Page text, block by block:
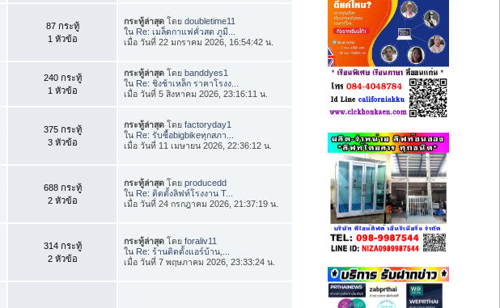
87 กระทู้
1 หัวข้อ
กระทู้ล่าสุด โดยdoubletime11
ใน Re: เมล็ดกาแฟคั่วสด ภูมี...
เมื่อ วันที่ 22 มกราคม 2026, 16:54:42 น.
240 กระทู้
1 หัวข้อ
กระทู้ล่าสุด โดยbanddyes1
ใน Re: ชิงช้าเหล็ก ราคาโรงง...
เมื่อ วันที่ 5 สิงหาคม 2026, 23:16:11 น.
375 กระทู้
3 หัวข้อ
กระทู้ล่าสุด โดยfactoryday1
ใน Re: รับซื้อbigbikeทุกสภา...
เมื่อ วันที่ 11 เมษายน 2026, 22:36:12 น.
688 กระทู้
2 หัวข้อ
กระทู้ล่าสุด โดยproducedd
ใน Re: ติดตั้งลิฟท์โรงงาน T...
เมื่อ วันที่ 24 กรกฎาคม 2026, 21:37:19 น.
314 กระทู้
2 หัวข้อ
กระทู้ล่าสุด โดยforaliv11
ใน Re: ร้านติดตั้งแอร์บ้าน,...
เมื่อ วันที่ 7 พฤษภาคม 2026, 23:33:24 น.